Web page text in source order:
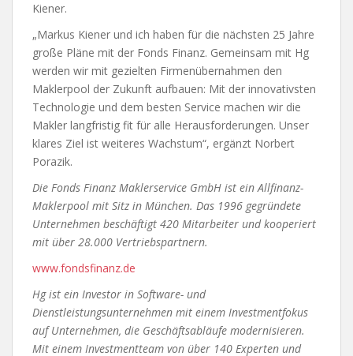
Kiener.
„Markus Kiener und ich haben für die nächsten 25 Jahre
große Pläne mit der Fonds Finanz. Gemeinsam mit Hg
werden wir mit gezielten Firmenübernahmen den
Maklerpool der Zukunft aufbauen: Mit der innovativsten
Technologie und dem besten Service machen wir die
Makler langfristig fit für alle Herausforderungen. Unser
klares Ziel ist weiteres Wachstum“, ergänzt Norbert
Porazik.
Die Fonds Finanz Maklerservice GmbH ist ein Allfinanz-
Maklerpool mit Sitz in München. Das 1996 gegründete
Unternehmen beschäftigt 420 Mitarbeiter und kooperiert
mit über 28.000 Vertriebspartnern.
www.fondsfinanz.de
Hg ist ein Investor in Software- und
Dienstleistungsunternehmen mit einem Investmentfokus
auf Unternehmen, die Geschäftsabläufe modernisieren.
Mit einem Investmentteam von über 140 Experten und